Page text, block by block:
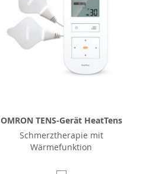
OMRON TENS-Gerät HeatTens
Schmerztherapie mit
Wärmefunktion